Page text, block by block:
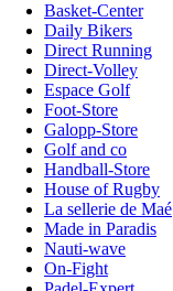
Basket-Center
Daily Bikers
Direct Running
Direct-Volley
Espace Golf
Foot-Store
Galopp-Store
Golf and co
Handball-Store
House of Rugby
La sellerie de Maé
Made in Paradis
Nauti-wave
On-Fight